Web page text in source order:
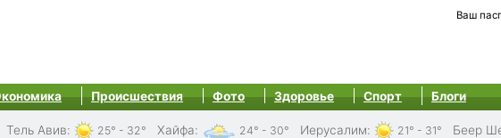
Ваш
Происшествия Фото Здоровье Спорт Блоги
Тель Авив: 25° - 32° Хайфа: 24° - 30° Иерусалим: 21° - 31° Беер